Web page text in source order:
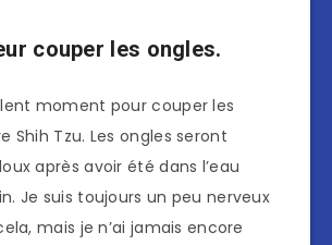
couper les ongles.
moment pour couper les
Shih Tzu. Les ongles seront
après avoir été dans l’eau
Je suis toujours un peu nerveux
mais je n’ai jamais encore